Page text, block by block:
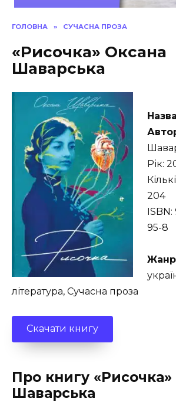
ГОЛОВНА » СУЧАСНА ПРОЗА
«Рисочка» Оксана
Шаварська
Рік:
204
95-8
література, Сучасна проза
Скачати книгу
Про книгу
Шаварська